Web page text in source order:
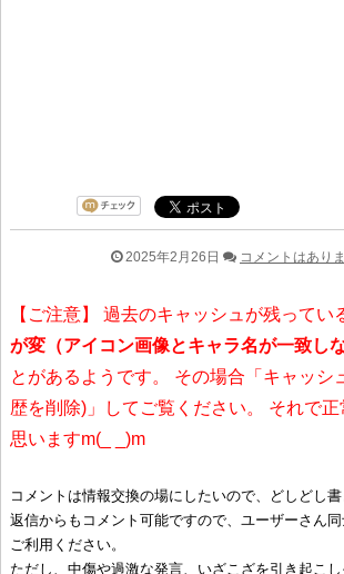
2025年2月26日 コメントはあり
【ご注意】 過去のキャッシュが残ってい
が変（アイコン画像とキャラ名が一致し
とがあるようです。 その場合「キャッシ
歴を削除)」してご覧ください。 それで正
思いますm(_ _)m
コメントは情報交換の場にしたいので、どしどし書
返信からもコメント可能ですので、ユーザーさん
ご利用ください。
ただし、中傷や過激な発言、いざこざを引き起こ